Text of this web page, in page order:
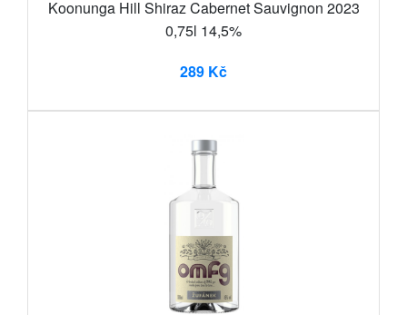
Koonunga Hill Shiraz Cabernet Sauvignon 2023
0,75l 14,5%
289 Kč